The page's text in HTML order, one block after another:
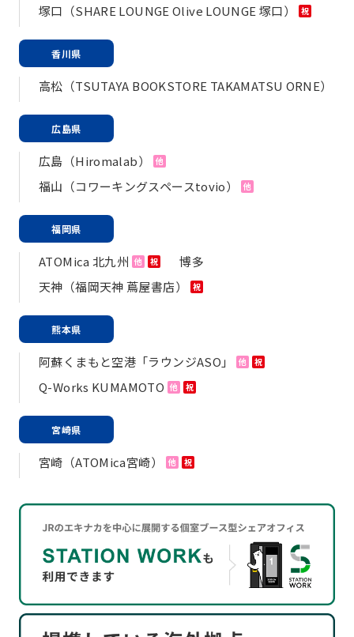
塚口（SHARE LOUNGE Olive LOUNGE 塚口）
祝
香川県
高松（TSUTAYA BOOKSTORE TAKAMATSU ORNE）
広島県
広島（Hiromalab） 他
福山（コワーキングスペースtovio） 他
福岡県
ATOMica 北九州 他 祝
博多
天神（福岡天神 蔦屋書店）
祝
熊本県
阿蘇くまもと空港「ラウンジASO」 他 祝
Q-Works KUMAMOTO 他 祝
宮崎県
宮崎（ATOMica宮崎） 他 祝